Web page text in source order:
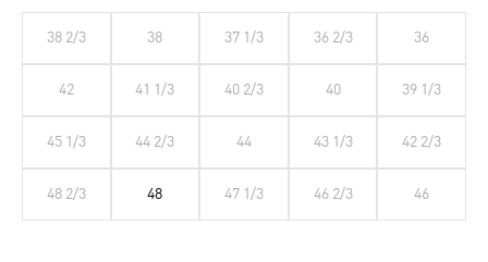
36
36 2/3
37 1/3
38
38 2/3
39 1/3
40
40 2/3
41 1/3
42
42 2/3
43 1/3
44
44 2/3
45 1/3
46
46 2/3
47 1/3
48
48 2/3